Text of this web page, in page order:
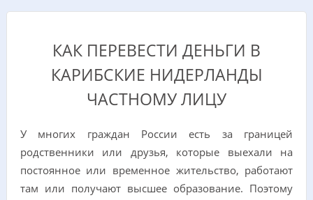
КАК ПЕРЕВЕСТИ ДЕНЬГИ В
КАРИБСКИЕ НИДЕРЛАНДЫ
ЧАСТНОМУ ЛИЦУ
У многих граждан России есть за границей
родственники или друзья, которые выехали на
постоянное или временное жительство, работают
там или получают высшее образование. Поэтому